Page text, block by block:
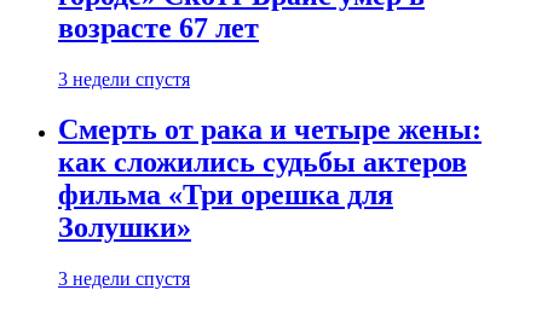
возрасте 67 лет
3 недели спустя
Смерть от рака и четыре жены:
как сложились судьбы актеров
фильма «Три орешка для
Золушки»
3 недели спустя